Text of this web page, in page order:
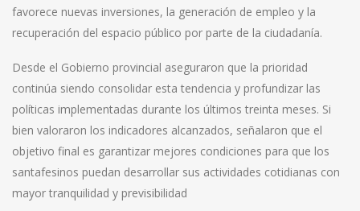
favorece nuevas inversiones, la generación de empleo y la
recuperación del espacio público por parte de la ciudadanía.
Desde el Gobierno provincial aseguraron que la prioridad
continúa siendo consolidar esta tendencia y profundizar las
políticas implementadas durante los últimos treinta meses. Si
bien valoraron los indicadores alcanzados, señalaron que el
objetivo final es garantizar mejores condiciones para que los
santafesinos puedan desarrollar sus actividades cotidianas con
mayor tranquilidad y previsibilidad